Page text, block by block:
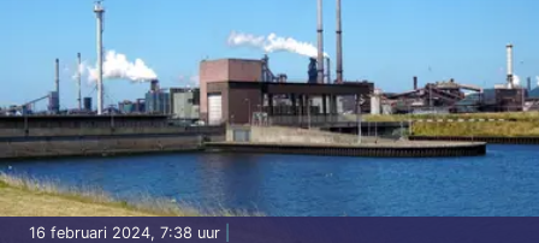
16 februari 2024, 7:38 uur